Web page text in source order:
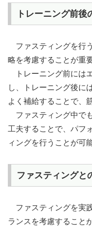
トレーニング前後
ファスティングを行
略を考慮することが重
トレーニング前には
し、トレーニング後に
よく補給することで、
ファスティング中で
工夫することで、パフ
ィングを行うことが可
ファスティングと
ファスティングを実
ランスを考慮すること